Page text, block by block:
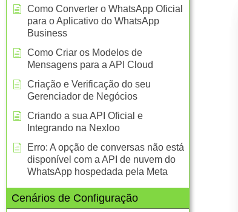
Como Converter o WhatsApp Oficial
para o Aplicativo do WhatsApp
Business
Como Criar os Modelos de
Mensagens para a API Cloud
Criação e Verificação do seu
Gerenciador de Negócios
Criando a sua API Oficial e
Integrando na Nexloo
Erro: A opção de conversas não está
disponível com a API de nuvem do
WhatsApp hospedada pela Meta
Cenários de Configuração